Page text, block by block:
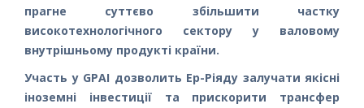
прагне суттєво збільшити частку
високотехнологічного сектору у валовому
внутрішньому продукті країни.
Участь у GPAI дозволить Ер-Ріяду залучати якісні
іноземні інвестиції та прискорити трансфер